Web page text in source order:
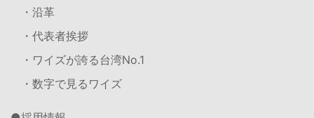
・沿革
・代表者挨拶
・ワイズが誇る台湾No.1
・数字で見るワイズ